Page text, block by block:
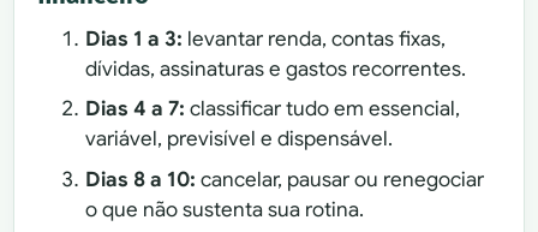
Dias 1 a 3: levantar renda, contas fixas,
dívidas, assinaturas e gastos recorrentes.
Dias 4 a 7: classificar tudo em essencial,
variável, previsível e dispensável.
Dias 8 a 10: cancelar, pausar ou renegociar
o que não sustenta sua rotina.